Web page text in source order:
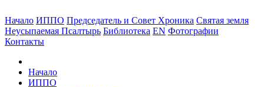
Начало ИППО Председатель и Совет Хроника Святая земля
Неусыпаемая Псалтырь Библиотека EN Фотографии
Контакты
Начало
ИППО